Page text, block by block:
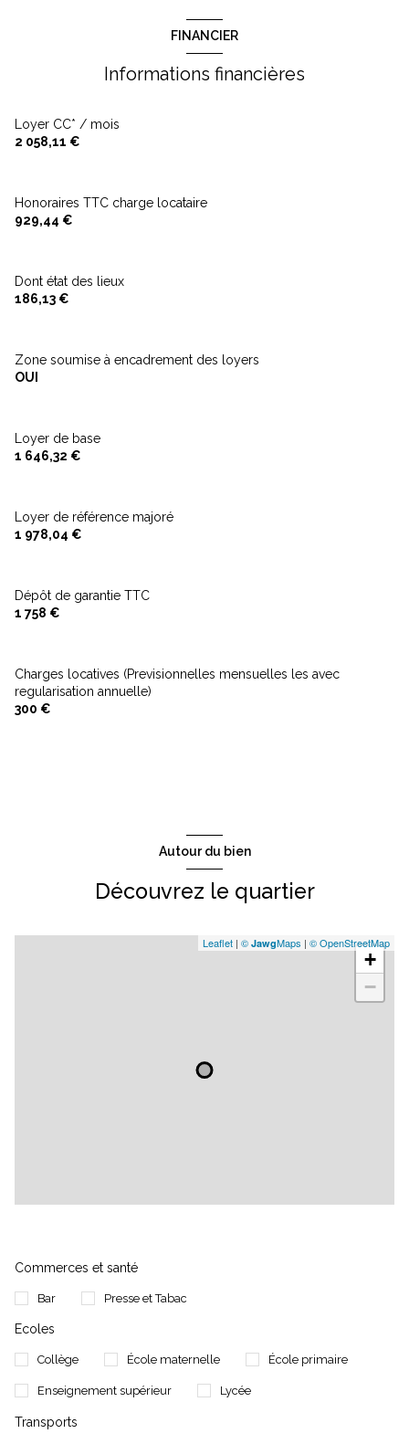
visiophone
quartier Montorgeuil
FINANCIER
Informations financières
Loyer CC* / mois
2 058,11 €
Honoraires TTC charge locataire
929,44 €
Dont état des lieux
186,13 €
Zone soumise à encadrement des loyers
OUI
Loyer de base
1 646,32 €
Loyer de référence majoré
1 978,04 €
Dépôt de garantie TTC
1 758 €
Charges locatives (Previsionnelles mensuelles les avec
regularisation annuelle)
300 €
Autour du bien
Découvrez le quartier
+
−
Leaflet | © JawgMaps | © OpenStreetMap
Commerces et santé
Bar Presse et Tabac
Ecoles
Collège École maternelle École primaire
Enseignement supérieur Lycée
Transports